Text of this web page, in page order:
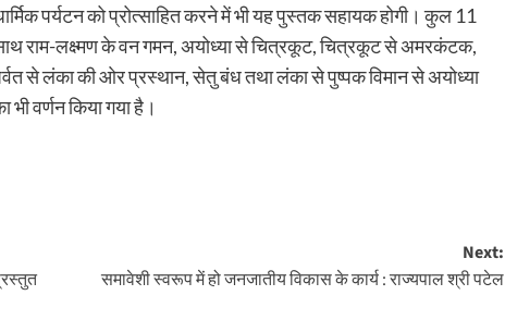
पर्यटन को प्रोत्साहित करने में भी यह पुस्तक सहायक होगी। कुल 11
राम-लक्ष्मण के वन गमन, अयोध्या से चित्रकूट, चित्रकूट से अमरकंटक,
से लंका की ओर प्रस्थान, सेतु बंध तथा लंका से पुष्पक विमान से अयोध्या
वर्णन किया गया है।
Next:
समावेशी स्वरूप में हो जनजातीय विकास के कार्य : राज्यपाल श्री पटेल